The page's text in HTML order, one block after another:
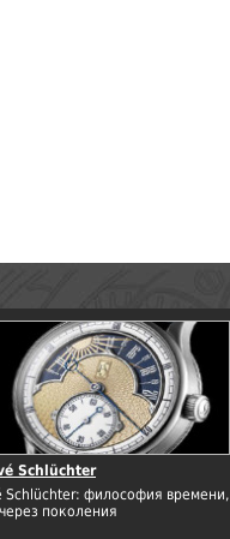
Schlüchter
Schlüchter: философия времени,
поколения